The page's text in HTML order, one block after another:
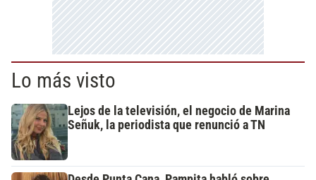
Lo más visto
Lejos de la televisión, el negocio de Marina
Señuk, la periodista que renunció a TN